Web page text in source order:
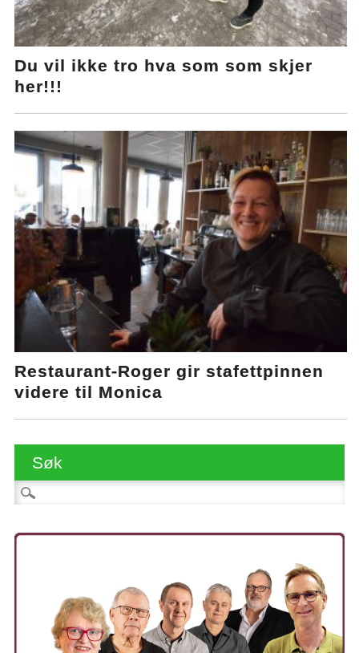
Du vil ikke tro hva som som skjer
her!!!
Restaurant-Roger gir stafettpinnen
videre til Monica
Søk
Søk etter: